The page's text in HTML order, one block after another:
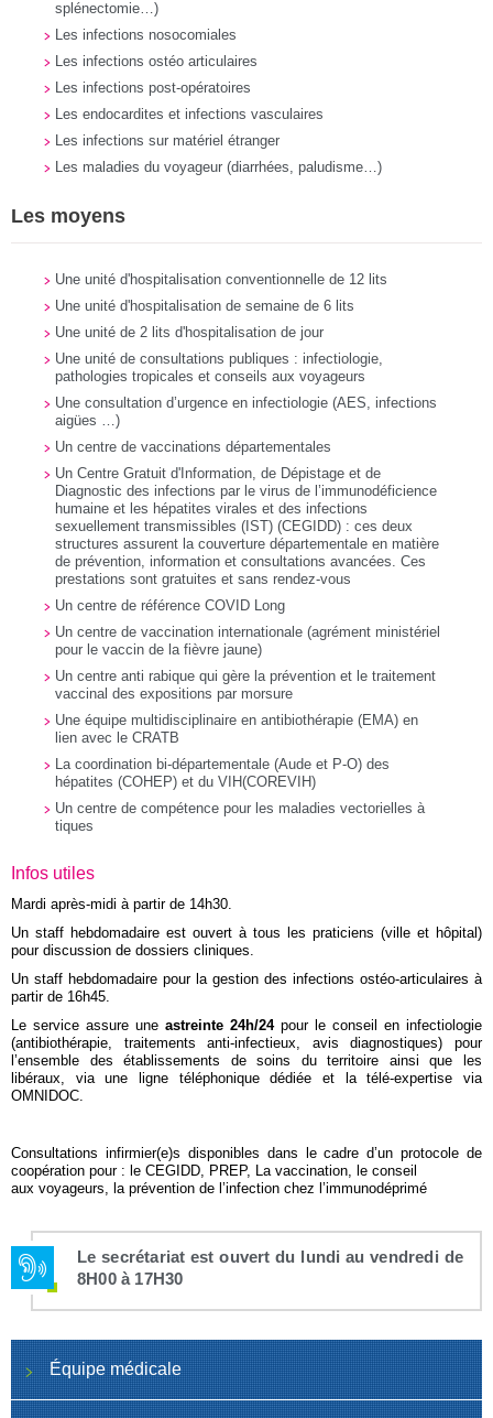
splénectomie…)
Les infections nosocomiales
Les infections ostéo articulaires
Les infections post-opératoires
Les endocardites et infections vasculaires
Les infections sur matériel étranger
Les maladies du voyageur (diarrhées, paludisme…)
Les moyens
Une unité d'hospitalisation conventionnelle de 12 lits
Une unité d'hospitalisation de semaine de 6 lits
Une unité de 2 lits d'hospitalisation de jour
Une unité de consultations publiques : infectiologie,
pathologies tropicales et conseils aux voyageurs
Une consultation d’urgence en infectiologie (AES, infections
aigües …)
Un centre de vaccinations départementales
Un Centre Gratuit d'Information, de Dépistage et de
Diagnostic des infections par le virus de l’immunodéficience
humaine et les hépatites virales et des infections
sexuellement transmissibles (IST) (CEGIDD) : ces deux
structures assurent la couverture départementale en matière
de prévention, information et consultations avancées. Ces
prestations sont gratuites et sans rendez-vous
Un centre de référence COVID Long
Un centre de vaccination internationale (agrément ministériel
pour le vaccin de la fièvre jaune)
Un centre anti rabique qui gère la prévention et le traitement
vaccinal des expositions par morsure
Une équipe multidisciplinaire en antibiothérapie (EMA) en
lien avec le CRATB
La coordination bi-départementale (Aude et P-O) des
hépatites (COHEP) et du VIH(COREVIH)
Un centre de compétence pour les maladies vectorielles à
tiques
Infos utiles
Mardi après-midi à partir de 14h30.
Un staff hebdomadaire est ouvert à tous les praticiens (ville et hôpital)
pour discussion de dossiers cliniques.
Un staff hebdomadaire pour la gestion des infections ostéo-articulaires à
partir de 16h45.
Le service assure une astreinte 24h/24pour le conseil en infectiologie
(antibiothérapie, traitements anti-infectieux, avis diagnostiques) pour
l’ensemble des établissements de soins du territoire ainsi que les
libéraux, via une ligne téléphonique dédiée et la télé-expertise via
OMNIDOC.
Consultations infirmier(e)s disponibles dans le cadre d’un protocole de
coopération pour : le CEGIDD, PREP, La vaccination, le conseil
aux voyageurs, la prévention de l’infection chez l’immunodéprimé
Le secrétariat est ouvert du lundi au vendredi de
8H00 à 17H30
Équipe médicale